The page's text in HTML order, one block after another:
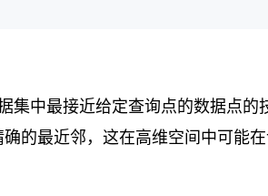
集中最接近给定查询点的数据点的
的最近邻，这在高维空间中可能